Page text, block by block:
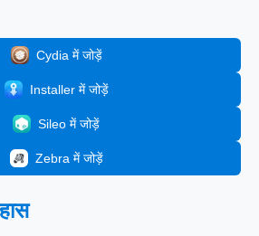
Cydia में जोड़ें
Installer में जोड़ें
Sileo में जोड़ें
Zebra में जोड़ें